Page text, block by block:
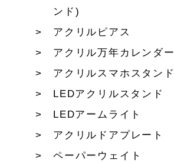
ンド)
アクリルピアス
アクリル万年カレンダー
アクリルスマホスタンド
LEDアクリルスタンド
LEDアームライト
アクリルドアプレート
ペーパーウェイト